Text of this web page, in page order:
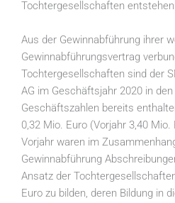
Tochtergesellschaften
Aus der Gewinnabführung ihrer
Gewinnabführungsvertrag
Tochtergesellschaften sind der
AG im Geschäftsjahr 2020 in
Geschäftszahlen bereits
0,32 Mio. Euro (Vorjahr 3,40
Vorjahr waren im
Gewinnabführung
Ansatz der
Euro zu bilden, deren Bildung in